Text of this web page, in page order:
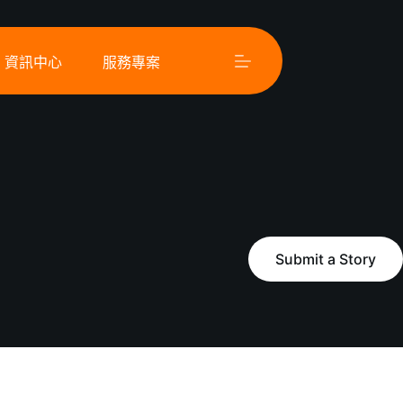
資訊中心 服務專案
Submit a Story